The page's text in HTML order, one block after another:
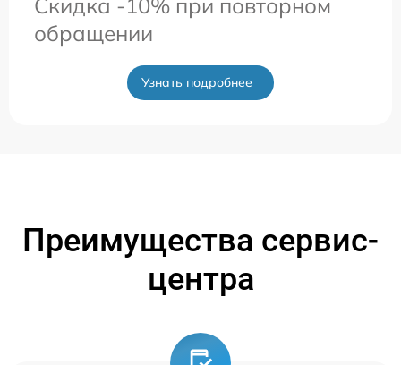
обращении
Узнать подробнее
Преимущества сервис-
центра